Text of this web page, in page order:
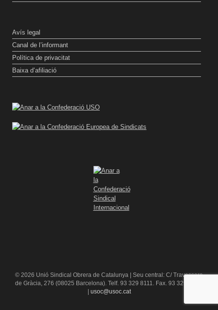
Avís legal
Canal de l’informant
Política de privacitat
Baixa d’afiliació
© 2026 Unió Sindical Obrera de Catalunya | Seu central: C/ Travessera
de Gràcia, 276 (08025 Barcelona). Telf. 93 329 8111. Fax. 93 329 84 16
usoc@usoc.cat